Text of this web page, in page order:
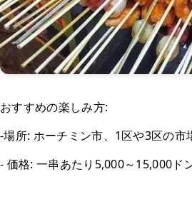
おすすめの楽しみ方:
-場所: ホーチミン市、1区や3区の市
- 価格: 一串あたり5,000～15,000ド